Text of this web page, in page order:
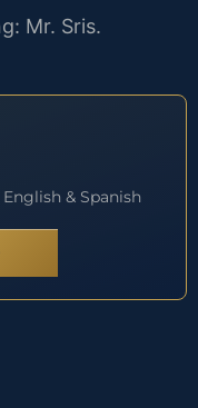
Mr. Sris.
& Spanish